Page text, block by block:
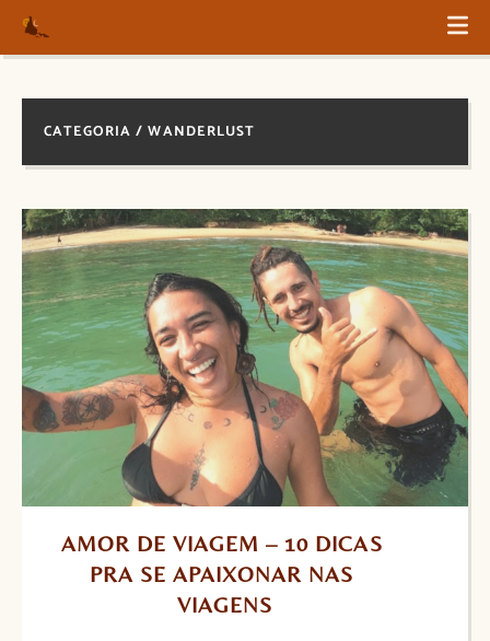
CATEGORIA / WANDERLUST
AMOR DE VIAGEM – 10 DICAS
PRA SE APAIXONAR NAS
VIAGENS